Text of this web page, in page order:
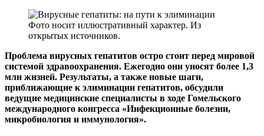
Фото носит иллюстративный характер. Из
открытых источников.
Проблема вирусных гепатитов остро стоит перед мировой
системой здравоохранения. Ежегодно они уносят более 1,3
млн жизней. Результаты, а также новые шаги,
приближающие к элиминации гепатитов, обсудили
ведущие медицинские специалисты в ходе Гомельского
международного конгресса «Инфекционные болезни,
микробиология и иммунология».